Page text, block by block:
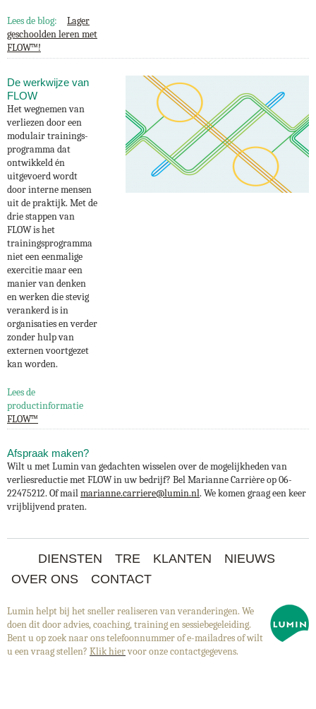
Lees de blog:
Lager
geschoolden leren met
FLOW™!
De werkwijze van
FLOW
Het wegnemen van
verliezen door een
modulair trainings­
programma dat
ontwikkeld én
uitgevoerd wordt
door interne mensen
uit de praktijk. Met de
drie stappen van
FLOW is het
trainingsprogramma
niet een eenmalige
exercitie maar een
manier van denken
en werken die stevig
verankerd is in
organisaties en verder
zonder hulp van
externen voortgezet
kan worden.
Lees de
productinformatie
FLOW™
Afspraak maken?
Wilt u met Lumin van gedachten wisselen over de mogelijkheden van
verliesreductie met FLOW in uw bedrijf? Bel Marianne Carrière op 06-
22475212. Of mailmarianne.carriere@lumin.nl. We komen graag een keer
vrijblijvend praten.
DIENSTEN TRE KLANTEN
NIEUWS
OVER ONS
CONTACT
Lumin helpt bij het sneller realiseren van veranderingen. We
doen dit door advies, coaching, training en sessiebegeleiding.
Bent u op zoek naar ons telefoonnummer of e-mailadres of wilt
u een vraag stellen? Klik hiervoor onze contactgegevens.